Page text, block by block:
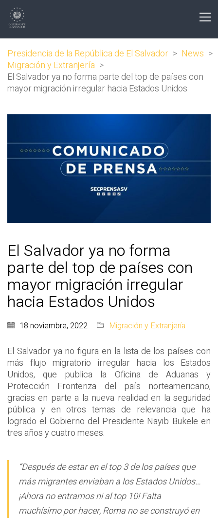
Presidencia de la República de El Salvador > News >
Migración y Extranjería >
El Salvador ya no forma parte del top de países con
mayor migración irregular hacia Estados Unidos
El Salvador ya no forma
parte del top de países con
mayor migración irregular
hacia Estados Unidos
18 noviembre, 2022 Migración y Extranjería
El Salvador ya no figura en la lista de los países con
más flujo migratorio irregular hacia los Estados
Unidos, que publica la Oficina de Aduanas y
Protección Fronteriza del país norteamericano,
gracias en parte a la nueva realidad en la seguridad
pública y en otros temas de relevancia que ha
logrado el Gobierno del Presidente Nayib Bukele en
tres años y cuatro meses.
“Después de estar en el top 3 de los países que
más migrantes enviaban a los Estados Unidos…
¡Ahora no entramos ni al top 10! Falta
muchísimo por hacer, Roma no se construyó en